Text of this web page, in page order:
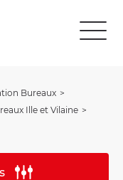
Bureaux
Ille et Vilaine